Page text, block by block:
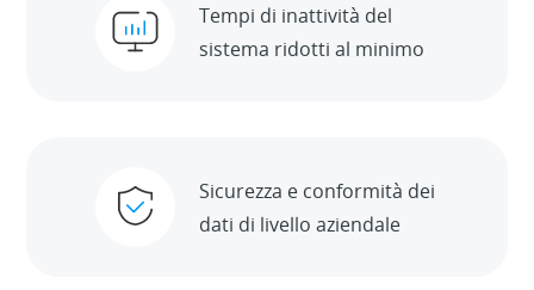
Tempi di inattività del
sistema ridotti al minimo
Sicurezza e conformità dei
dati di livello aziendale